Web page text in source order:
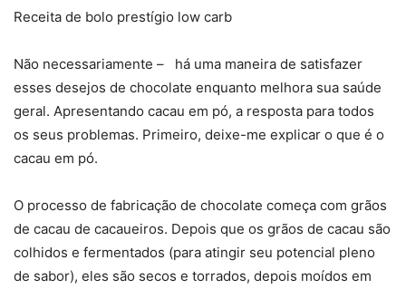
Receita de bolo prestígio low carb
Não necessariamente – há uma maneira de satisfazer
esses desejos de chocolate enquanto melhora sua saúde
geral. Apresentando cacau em pó, a resposta para todos
os seus problemas. Primeiro, deixe-me explicar o que é o
cacau em pó.
O processo de fabricação de chocolate começa com grãos
de cacau de cacaueiros. Depois que os grãos de cacau são
colhidos e fermentados (para atingir seu potencial pleno
de sabor), eles são secos e torrados, depois moídos em